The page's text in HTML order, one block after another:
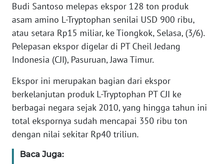
Budi Santoso melepas ekspor 128 ton produk
asam amino L-Tryptophan senilai USD 900 ribu,
atau setara Rp15 miliar, ke Tiongkok, Selasa, (3/6).
Pelepasan ekspor digelar di PT Cheil Jedang
Indonesia (CJI), Pasuruan, Jawa Timur.
Ekspor ini merupakan bagian dari ekspor
berkelanjutan produk L-Tryptophan PT CJI ke
berbagai negara sejak 2010, yang hingga tahun ini
total ekspornya sudah mencapai 350 ribu ton
dengan nilai sekitar Rp40 triliun.
Baca Juga:
INDEKS
BERITA
KONTAK
KAMI
INFO
IKLAN
TENTANG
KAMI
PEDOMAN